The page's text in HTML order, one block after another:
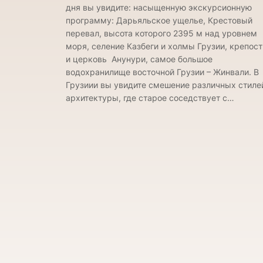
дня вы увидите: насыщенную экскурсионную
программу: Дарьяльское ущелье, Крестовый
перевал, высота которого 2395 м над уровнем
моря, селение Казбеги и холмы Грузии,
и церковь Анунури, самое большое
водохранилище восточной Грузии – Жинвали. В
Грузиии вы увидите смешение различных
архитектуры, где старое соседствует с…